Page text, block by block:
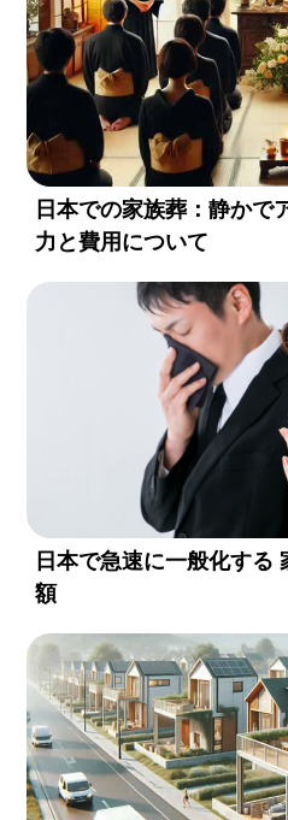
日本での家族葬：静かで
力と費用について
日本で急速に一般化する
額